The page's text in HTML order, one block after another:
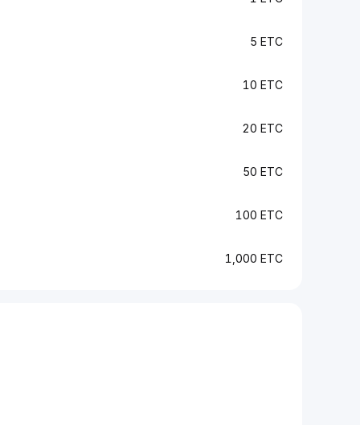
5 ETC
10 ETC
20 ETC
50 ETC
100 ETC
1,000 ETC